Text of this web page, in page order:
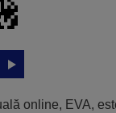
online, EVA,